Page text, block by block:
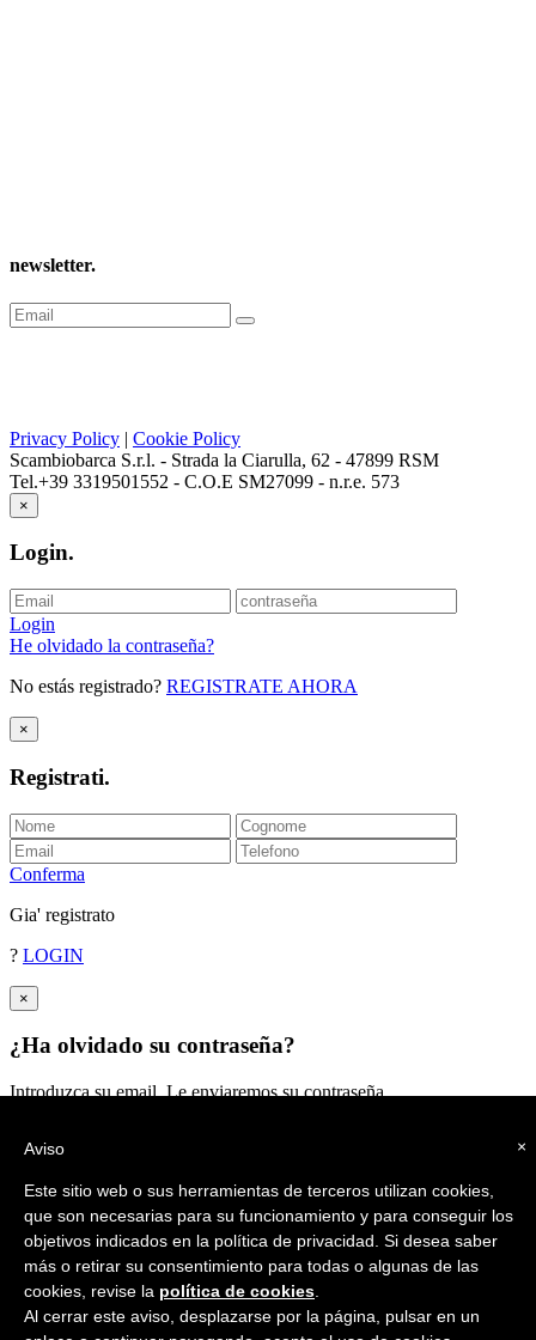
newsletter.
Privacy Policy | Cookie Policy
Scambiobarca S.r.l. - Strada la Ciarulla, 62 - 47899 RSM
Tel.+39 3319501552 - C.O.E SM27099 - n.r.e. 573
×
Login.
Login
He olvidado la contraseña?
No estás registrado? REGISTRATE AHORA
×
Registrati.
Conferma
Gia' registrato
? LOGIN
×
¿Ha olvidado su contraseña?
Introduzca su email. Le enviaremos su contraseña
×
Aviso
Este sitio web o sus herramientas de terceros utilizan cookies,
que son necesarias para su funcionamiento y para conseguir los
objetivos indicados en la política de privacidad. Si desea saber
más o retirar su consentimiento para todas o algunas de las
cookies, revise la política de cookies
Al cerrar este aviso, desplazarse por la página, pulsar en un